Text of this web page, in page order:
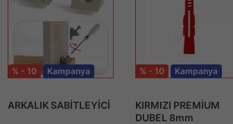
% - 10 Kampanya
ARKALIK SABİTLEYİCİ
% - 10 Kampanya
KIRMIZI PREMİUM
DUBEL 8mm